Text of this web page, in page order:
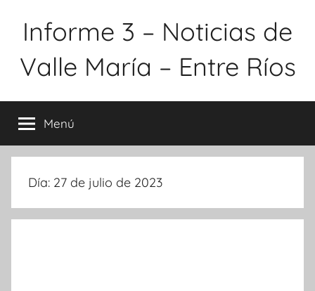
Informe 3 – Noticias de
Valle María – Entre Ríos
Menú
Día: 27 de julio de 2023